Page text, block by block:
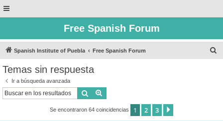
Free Spanish Forum
Spanish Institute of Puebla Free Spanish Forum
Temas sin respuesta
Ir a búsqueda avanzada
Buscar
Se encontraron 64 coincidencias 1 2 3